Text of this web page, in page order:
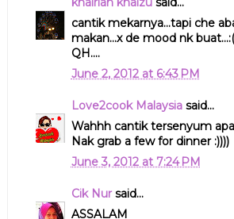
cantik mekarnya...tapi che
makan...x de mood nk
QH....
June 2, 2012 at 6:43 PM
Love2cook Malaysiasaid...
Wahhh cantik tersenyum
Nak grab a few for dinner :))))
June 3, 2012 at 7:24 PM
Cik Nursaid...
ASSALAM